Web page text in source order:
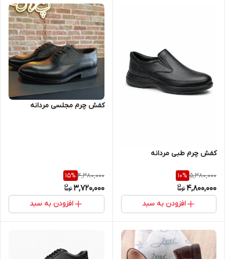
کفش چرم طبی مردانه
5,380,000
10%
4,800,000
افزودن به سبد
کفش چرم مجلسی مردانه
4,380,000
15%
3,720,000
افزودن به سبد